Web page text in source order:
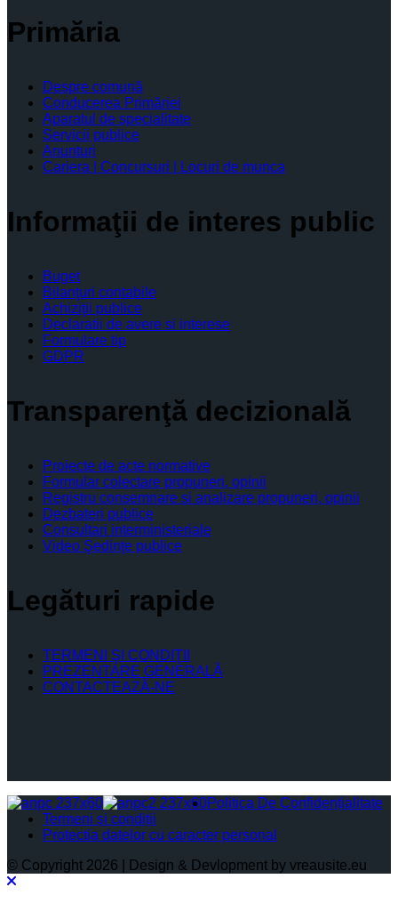
Primăria
Despre comună
Conducerea Primăriei
Aparatul de specialitate
Servicii publice
Anunturi
Cariera | Concursuri | Locuri de munca
Informaţii de interes public
Buget
Bilanţuri contabile
Achiziţii publice
Declaratii de avere si interese
Formulare tip
GDPR
Transparenţă decizională
Proiecte de acte normative
Formular colectare propuneri, opinii
Registru consemnare si analizare propuneri, opinii
Dezbateri publice
Consultari interministeriale
Video Şedinţe publice
Legături rapide
TERMENI ŞI CONDIŢII
PREZENTARE GENERALĂ
CONTACTEAZĂ-NE
Politica De Confidențialitate
Termeni și condiții
Protectia datelor cu caracter personal
© Copyright 2026 | Design & Devlopment by vreausite.eu